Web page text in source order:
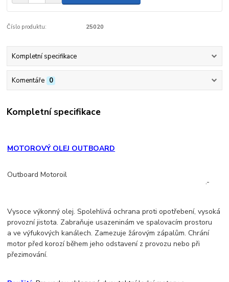
Číslo produktu: 25020
Kompletní specifikace
Komentáře 0
Kompletní specifikace
MOTOROVÝ OLEJ OUTBOARD
Outboard Motoroil
.-
Vysoce výkonný olej. Spolehlivá ochrana proti opotřebení, vysoká
provozní jistota. Zabraňuje usazeninám ve spalovacím prostoru
a ve výfukových kanálech. Zamezuje žárovým zápalům. Chrání
motor před korozí během jeho odstavení z provozu nebo při
přezimování.